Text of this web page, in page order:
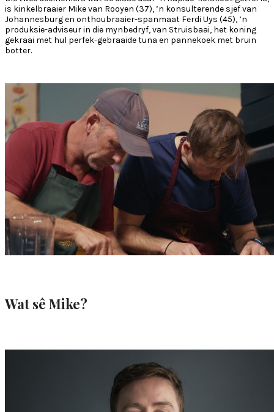
is kinkelbraaier Mike van Rooyen (37), ’n konsulterende sjef van
Johannesburg en onthoubraaier-spanmaat Ferdi Uys (45), ’n
produksie-adviseur in die mynbedryf, van Struisbaai, het koning
gekraai met hul perfek-gebraaide tuna en pannekoek met bruin
botter.
Wat sê Mike?